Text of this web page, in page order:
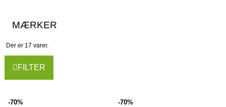
MÆRKER
Der er 17 varer.
FILTER
-70% -70%